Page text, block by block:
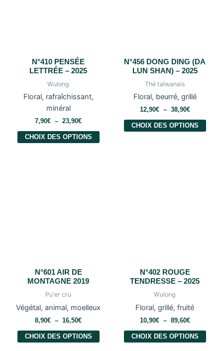
N°410 PENSÉE
LETTRÉE – 2025
Wulong
Floral, rafraîchissant,
minéral
7,90€ – 23,90€
CHOIX DES OPTIONS
N°456 DONG DING (DA
LUN SHAN) – 2025
Thé taïwanais
Floral, beurré, grillé
12,90€ – 38,90€
CHOIX DES OPTIONS
N°601 AIR DE
MONTAGNE 2019
Pu'er cru
Végétal, animal, moelleux
8,90€ – 16,50€
CHOIX DES OPTIONS
N°402 ROUGE
TENDRESSE – 2025
Wulong
Floral, grillé, fruité
10,90€ – 89,60€
CHOIX DES OPTIONS